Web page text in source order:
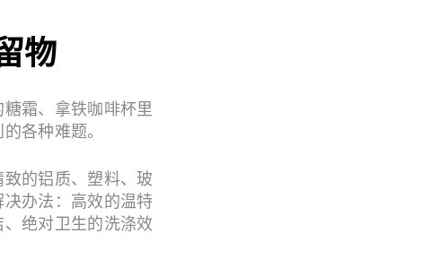
物
霜、拿铁咖啡杯里
各种难题。
的铝质、塑料、玻
办法：高效的温特
绝对卫生的洗涤效